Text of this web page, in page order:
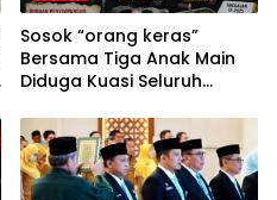
Sosok “orang keras”
Bersama Tiga Anak Main
Diduga Kuasi Seluruh
Medan